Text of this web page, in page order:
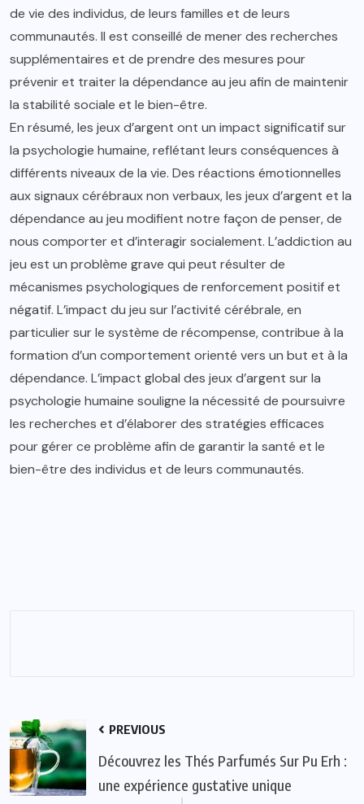
de vie des individus, de leurs familles et de leurs
communautés. Il est conseillé de mener des recherches
supplémentaires et de prendre des mesures pour
prévenir et traiter la dépendance au jeu afin de maintenir
la stabilité sociale et le bien-être.
En résumé, les jeux d’argent ont un impact significatif sur
la psychologie humaine, reflétant leurs conséquences à
différents niveaux de la vie. Des réactions émotionnelles
aux signaux cérébraux non verbaux, les jeux d’argent et la
dépendance au jeu modifient notre façon de penser, de
nous comporter et d’interagir socialement. L’addiction au
jeu est un problème grave qui peut résulter de
mécanismes psychologiques de renforcement positif et
négatif. L’impact du jeu sur l’activité cérébrale, en
particulier sur le système de récompense, contribue à la
formation d’un comportement orienté vers un but et à la
dépendance. L’impact global des jeux d’argent sur la
psychologie humaine souligne la nécessité de poursuivre
les recherches et d’élaborer des stratégies efficaces
pour gérer ce problème afin de garantir la santé et le
bien-être des individus et de leurs communautés.
PREVIOUS
Découvrez les Thés Parfumés Sur Pu Erh :
une expérience gustative unique